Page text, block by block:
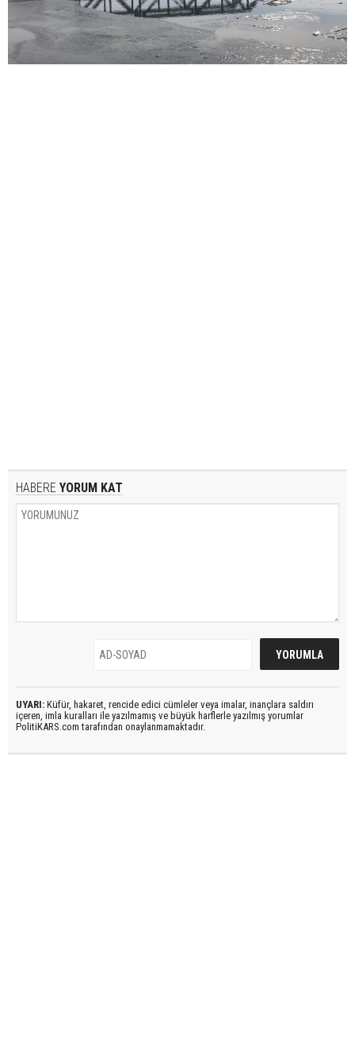
HABERE YORUM KAT
UYARI: Küfür, hakaret, rencide edici cümleler veya imalar, inançlara saldırı
içeren, imla kuralları ile yazılmamış ve büyük harflerle yazılmış yorumlar
PolitiKARS.com tarafından onaylanmamaktadır.